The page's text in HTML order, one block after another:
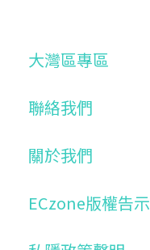
大灣區專區
聯絡我們
關於我們
ECzone版權告示